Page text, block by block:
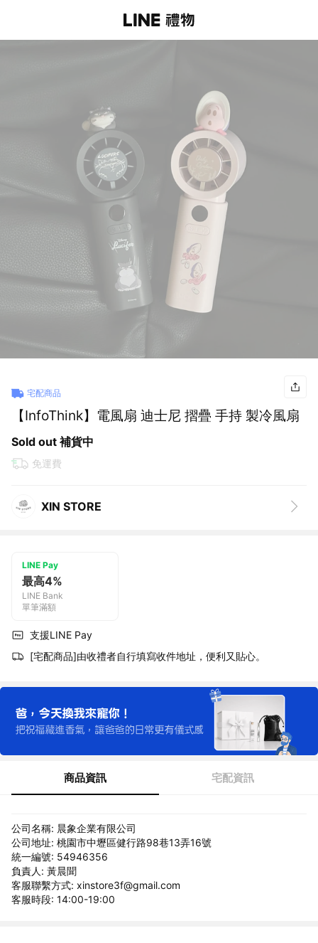
宅配商品
【InfoThink】電風扇 迪士尼 摺疊 手持 製冷風扇
Sold out 補貨中
免運費
XIN STORE
LINE Pay
最高4%
LINE Bank
單筆滿額
支援LINE Pay
[宅配商品]由收禮者自行填寫收件地址，便利又貼心。
商品資訊 宅配資訊
公司名稱: 晨象企業有限公司
公司地址: 桃園市中壢區健行路98巷13弄16號
統一編號: 54946356
負責人: 黃晨聞
客服聯繫方式: xinstore3f@gmail.com
客服時段: 14:00-19:00